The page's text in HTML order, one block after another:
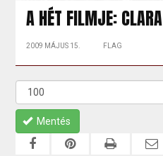
A HÉT FILMJE: CLARA
2009 MÁJUS 15. FLAG
Mentés